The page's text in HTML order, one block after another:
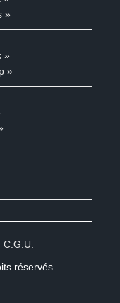
»
»
»
C.G.U.
réservés